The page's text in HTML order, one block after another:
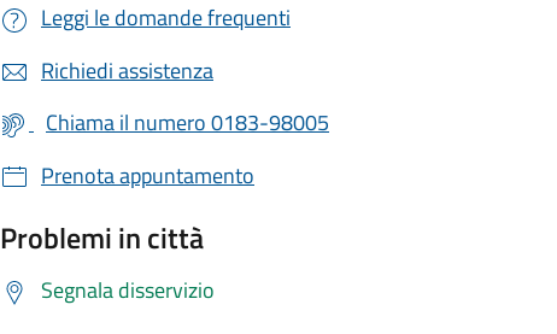
Leggi le domande frequenti
Richiedi assistenza
Chiama il numero 0183-98005
Prenota appuntamento
Problemi in città
Segnala disservizio